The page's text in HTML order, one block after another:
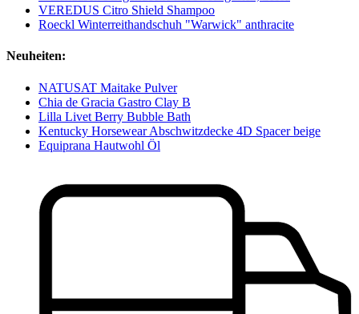
VEREDUS Citro Shield Shampoo
Roeckl Winterreithandschuh "Warwick" anthracite
Neuheiten:
NATUSAT Maitake Pulver
Chia de Gracia Gastro Clay B
Lilla Livet Berry Bubble Bath
Kentucky Horsewear Abschwitzdecke 4D Spacer beige
Equiprana Hautwohl Öl